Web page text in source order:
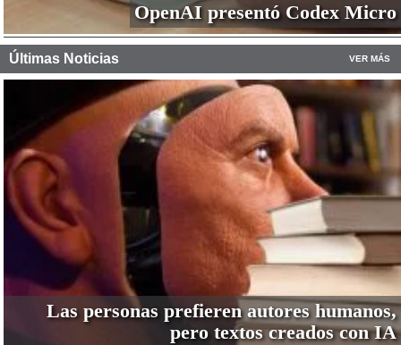
OpenAI presentó Codex Micro
Últimas Noticias VER MÁS
Las personas prefieren autores humanos,
pero textos creados con IA